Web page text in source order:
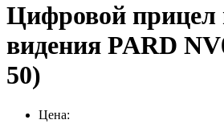
Цифровой прицел
видения PARD
50)
Цена: